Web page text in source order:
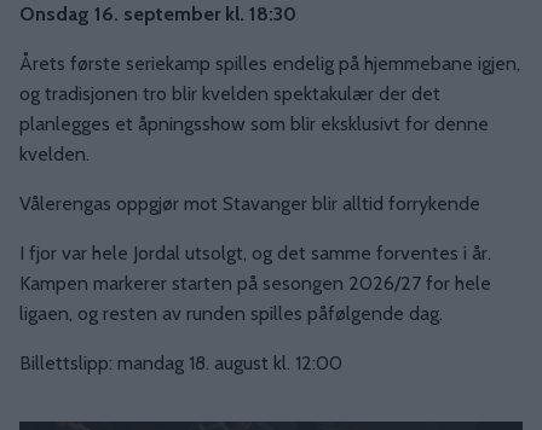
Onsdag 16. september kl. 18:30
Årets første seriekamp spilles endelig på hjemmebane igjen,
og tradisjonen tro blir kvelden spektakulær der det
planlegges et åpningsshow som blir eksklusivt for denne
kvelden.
Vålerengas oppgjør mot Stavanger blir alltid forrykende
I fjor var hele Jordal utsolgt, og det samme forventes i år.
Kampen markerer starten på sesongen 2026/27 for hele
ligaen, og resten av runden spilles påfølgende dag.
Billettslipp: mandag 18. august kl. 12:00